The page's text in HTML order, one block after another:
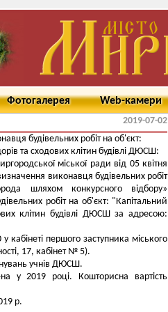
Фотогалерея Web-камери
2019-07-02
будівельних робіт на об'єкт:
та сходових клітин будівлі ДЮСШ:
міської ради від 05 квітня
виконавця будівельних робіт
шляхом конкурсного відбору»
робіт на об'єкт: "Капітальний
клітин будівлі ДЮСШ за адресою:
першого заступника міського
17, кабінет № 5).
учнів ДЮСШ.
у 2019 році. Кошторисна вартість
р.